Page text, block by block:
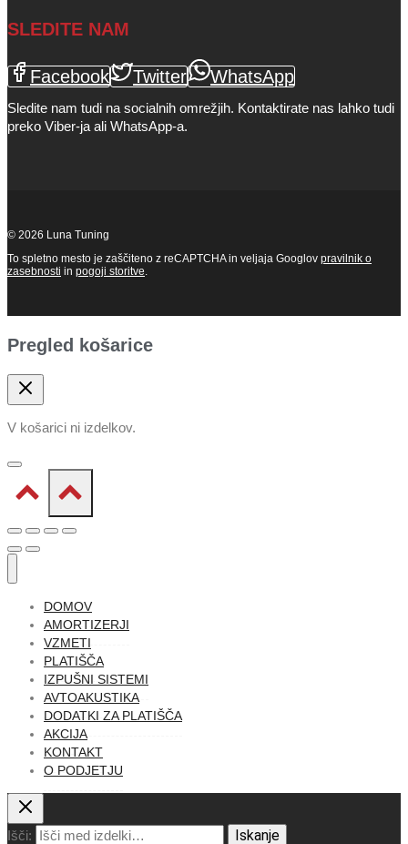
SLEDITE NAM
Facebook Twitter WhatsApp
Sledite nam tudi na socialnih omrežjih. Kontaktirate nas lahko tudi
preko Viber-ja ali WhatsApp-a.
© 2026 Luna Tuning
To spletno mesto je zaščiteno z reCAPTCHA in veljaja Googlov pravilnik o
zasebnosti in pogoji storitve.
Pregled košarice
V košarici ni izdelkov.
DOMOV
AMORTIZERJI
VZMETI
PLATIŠČA
IZPUŠNI SISTEMI
AVTOAKUSTIKA
DODATKI ZA PLATIŠČA
AKCIJA
KONTAKT
O PODJETJU
Išči: Iskanje